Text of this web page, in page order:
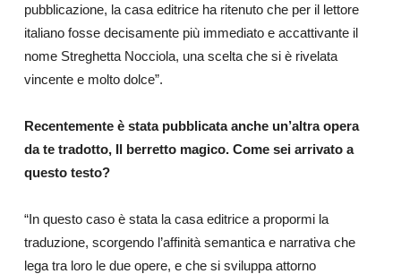
pubblicazione, la casa editrice ha ritenuto che per il lettore
italiano fosse decisamente più immediato e accattivante il
nome Streghetta Nocciola, una scelta che si è rivelata
vincente e molto dolce”.
Recentemente è stata pubblicata anche un’altra opera
da te tradotto, Il berretto magico. Come sei arrivato a
questo testo?
“In questo caso è stata la casa editrice a propormi la
traduzione, scorgendo l’affinità semantica e narrativa che
lega tra loro le due opere, e che si sviluppa attorno